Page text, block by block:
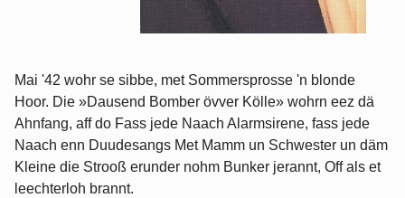
Mai '42 wohr se sibbe, met Sommersprosse 'n blonde
Hoor. Die »Dausend Bomber övver Kölle» wohrn eez dä
Ahnfang, aff do Fass jede Naach Alarmsirene, fass jede
Naach enn Duudesangs Met Mamm un Schwester un däm
Kleine die Strooß erunder nohm Bunker jerannt, Off als et
leechterloh brannt.